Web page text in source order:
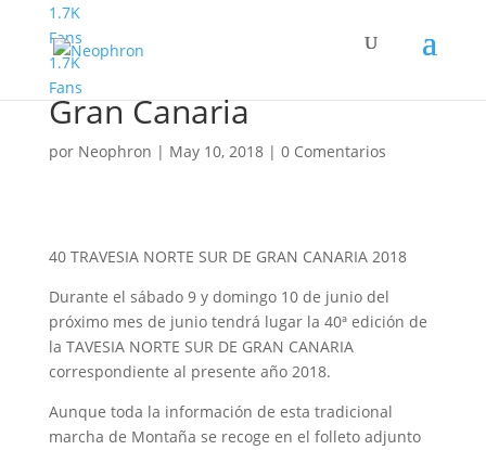
1.7K
Fans
1.7K
Fans
40 Travesia Norte Sur de
Gran Canaria
por Neophron | May 10, 2018| 0 Comentarios
40 TRAVESIA NORTE SUR DE GRAN CANARIA 2018
Durante el sábado 9 y domingo 10 de junio del
próximo mes de junio tendrá lugar la 40ª edición de
la TAVESIA NORTE SUR DE GRAN CANARIA
correspondiente al presente año 2018.
Aunque toda la información de esta tradicional
marcha de Montaña se recoge en el folleto adjunto